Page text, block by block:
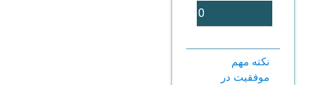
نکته مهم
موفقیت در